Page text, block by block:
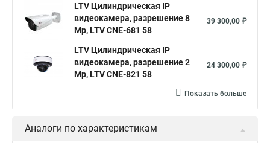
LTV Цилиндрическая IP
видеокамера, разрешение 8
Mp, LTV CNE-681 58
39 300,00 ₽
LTV Цилиндрическая IP
видеокамера, разрешение 2
Mp, LTV CNE-821 58
24 300,00 ₽
Показать больше
Аналоги по характеристикам